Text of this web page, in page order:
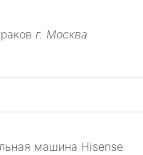
г. Москва
машина Hisense